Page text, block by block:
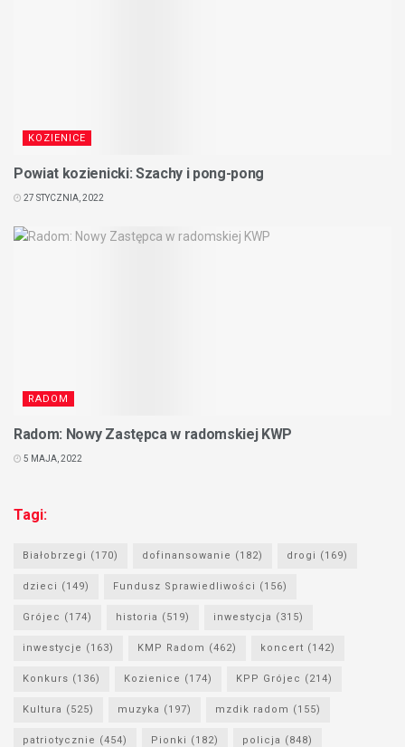
KOZIENICE
Powiat kozienicki: Szachy i pong-pong
27 STYCZNIA, 2022
RADOM
Radom: Nowy Zastępca w radomskiej KWP
5 MAJA, 2022
Tagi:
Białobrzegi (170) dofinansowanie (182) drogi (169)
dzieci (149) Fundusz Sprawiedliwości (156)
Grójec (174) historia (519) inwestycja (315)
inwestycje (163) KMP Radom (462) koncert (142)
Konkurs (136) Kozienice (174) KPP Grójec (214)
Kultura (525) muzyka (197) mzdik radom (155)
patriotycznie (454) Pionki (182) policja (848)